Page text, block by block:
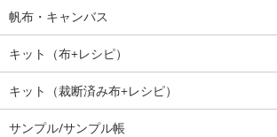
帆布・キャンバス
キット（布+レシピ）
キット（裁断済み布+レシピ）
サンプル/サンプル帳